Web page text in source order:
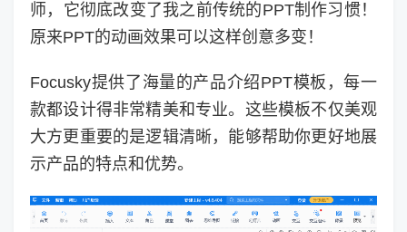
师，它彻底改变了我之前传统的PPT制作习惯！
原来PPT的动画效果可以这样创意多变！
Focusky提供了海量的产品介绍PPT模板，每一
款都设计得非常精美和专业。这些模板不仅美观
大方更重要的是逻辑清晰，能够帮助你更好地展
示产品的特点和优势。